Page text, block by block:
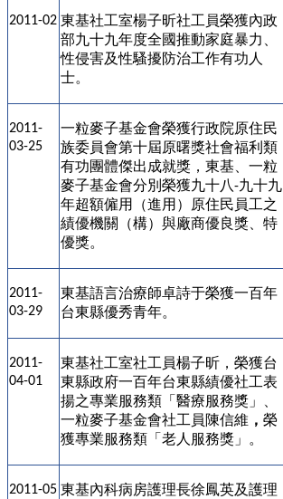
2011-02 東基社工室楊子昕社工員榮獲內政
部九十九年度全國推動家庭暴力、
性侵害及性騷擾防治工作有功人
士。
2011-
03-25
一粒麥子基金會榮獲行政院原住民
族委員會第十屆原曙獎社會福利類
有功團體傑出成就獎，東基、一粒
麥子基金會分別榮獲九十八-九十九
年超額僱用（進用）原住民員工之
績優機關（構）與廠商優良獎、特
優獎。
2011-
03-29
東基語言治療師卓詩于榮獲一百年
台東縣優秀青年。
2011-
04-01
東基社工室社工員楊子昕，榮獲台
東縣政府一百年台東縣績優社工表
揚之專業服務類「醫療服務獎」、
一粒麥子基金會社工員陳信維 ， 榮
獲專業服務類「老人服務獎」。
2011-05 東基內科病房護理長徐鳳英及護理